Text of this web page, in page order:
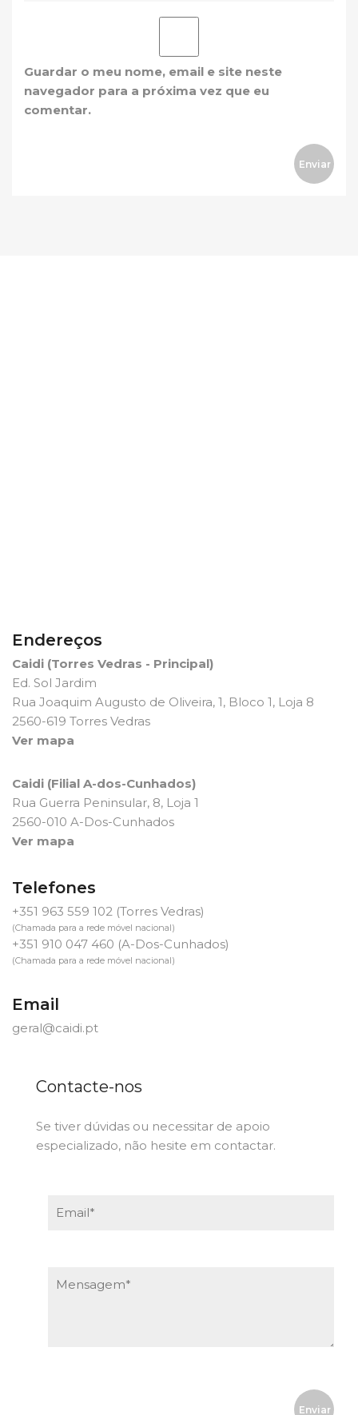
Guardar o meu nome, email e site neste
navegador para a próxima vez que eu
comentar.
Endereços
Caidi (Torres Vedras - Principal)
Ed. Sol Jardim
Rua Joaquim Augusto de Oliveira, 1, Bloco 1, Loja 8
2560-619 Torres Vedras
Ver mapa
Caidi (Filial A-dos-Cunhados)
Rua Guerra Peninsular, 8, Loja 1
2560-010 A-Dos-Cunhados
Ver mapa
Telefones
+351 963 559 102 (Torres Vedras)
(Chamada para a rede móvel nacional)
+351 910 047 460 (A-Dos-Cunhados)
(Chamada para a rede móvel nacional)
Email
geral@caidi.pt
Contacte-nos
Se tiver dúvidas ou necessitar de apoio
especializado, não hesite em contactar.